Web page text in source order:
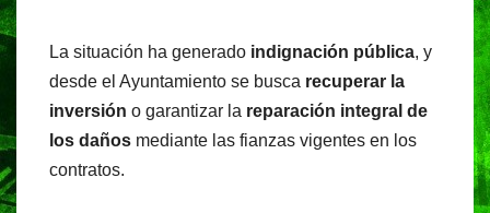
La situación ha generado indignación pública, y
desde el Ayuntamiento se busca recuperar la
inversión o garantizar la reparación integral de
los daños mediante las fianzas vigentes en los
contratos.